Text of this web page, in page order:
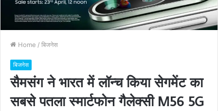
Home / बिजनेस
बिजनेस
सैमसंग ने भारत में लॉन्च किया सेगमेंट का
सबसे पतला स्मार्टफोन गैलेक्सी M56 5G